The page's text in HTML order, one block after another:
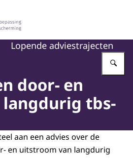
Raad voor
Lopende adviestrajecten
door- en
tbs-
aan een advies over de
en uitstroom van langdurig